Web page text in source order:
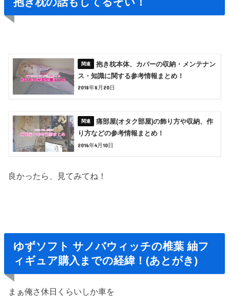
抱き枕本体、カバーの収納・メンテナン
ス・知識に関する参考情報まとめ！
2018年8月20日
痛部屋(オタク部屋)の飾り方や収納、作
り方などの参考情報まとめ！
2016年4月10日
良かったら、見てみてね！
ゆずソフト サノバウィッチの椎葉 紬フ
ィギュア購入までの経緯！(あとがき)
まぁ俺さ休日くらいしか車を